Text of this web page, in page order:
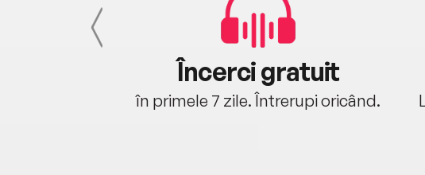
Încerci gratuit
în primele 7 zile. Întrerupi oricând.